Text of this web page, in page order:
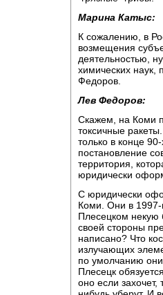
Марина Катыс:
К сожалению, в
возмещения
деятельностью,
химических наук,
Федоров.
Лев Федоров:
Скажем, на Коми
токсичные
только в конце
постановление
территория,
юридически
С юридически
Коми. Они в 1997-
Плесецком некую
своей стороны
написано? Что
излучающих
по умолчанию
Плесецк
оно если захочет,